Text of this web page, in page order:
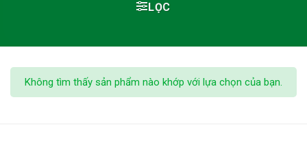
LỌC
Không tìm thấy sản phẩm nào khớp với lựa chọn của bạn.